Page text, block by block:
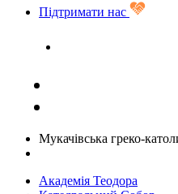
Підтримати нас
Мукачівська греко-
Академія Теодора